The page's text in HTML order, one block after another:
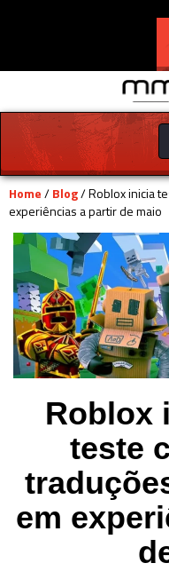
Home/Blog/ Roblox inicia
experiências a partir de maio
Roblox
teste
em